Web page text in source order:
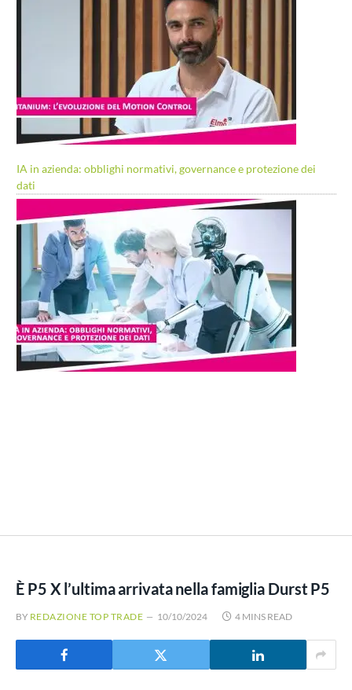
IA in azienda: obblighi normativi, governance e protezione dei
dati
È P5 X l’ultima arrivata nella famiglia Durst P5
BY REDAZIONE TOP TRADE 10/10/2024 4 MINS READ